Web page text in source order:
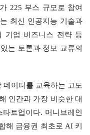
225 부스 규모로 참여
최신 인공지능 기술과
기업 비즈니스 전략 등
는 토론과 정보 교류의
데이터를 교육하는 고도
인간과 가장 비슷한 대
트업이다. 머니브레인
해 금융권 최초로 AI 키